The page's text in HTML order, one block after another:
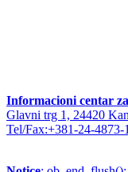
Informacioni centar
Glavni trg 1, 24420
Tel/Fax:+381-24-4873-